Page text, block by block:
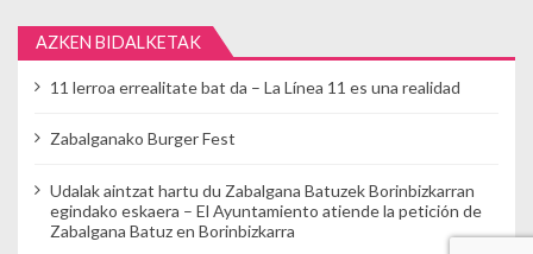
AZKEN BIDALKETAK
11 lerroa errealitate bat da – La Línea 11 es una realidad
Zabalganako Burger Fest
Udalak aintzat hartu du Zabalgana Batuzek Borinbizkarran
egindako eskaera – El Ayuntamiento atiende la petición de
Zabalgana Batuz en Borinbizkarra